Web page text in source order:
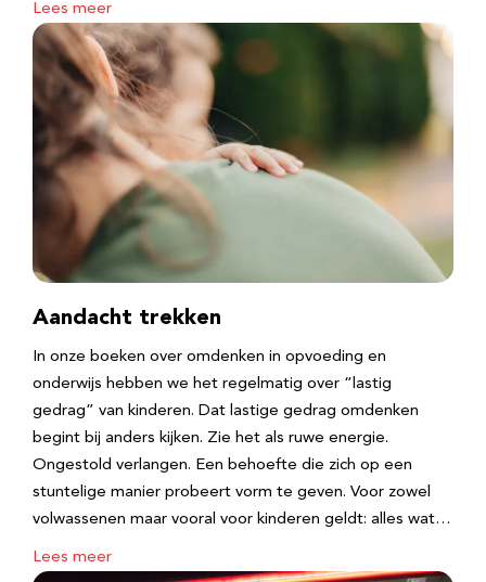
Lees meer
Aandacht trekken
In onze boeken over omdenken in opvoeding en
onderwijs hebben we het regelmatig over “lastig
gedrag” van kinderen. Dat lastige gedrag omdenken
begint bij anders kijken. Zie het als ruwe energie.
Ongestold verlangen. Een behoefte die zich op een
stuntelige manier probeert vorm te geven. Voor zowel
volwassenen maar vooral voor kinderen geldt: alles wat…
Lees meer